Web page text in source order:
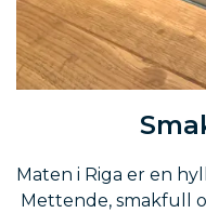
Maten i Riga er en
Mettende, smakfull